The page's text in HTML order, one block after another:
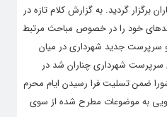
برگزار گردید. به گزارش کلام تازه در
خود را در خصوص مباحث مرتبط
سرپرست جدید شهرداری در میان
سرپرست شهرداری چناران شد در
ضمن تسلیت فرا رسیدن ایام محرم
به موضوعات مطرح شده از سوی